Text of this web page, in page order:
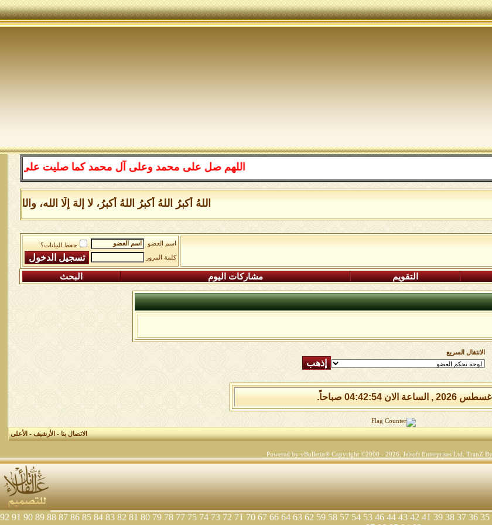
اللهم صل على محمد وعلى آل محمد كما صليت على
اللهُ أكبرُ اللهُ أكبرُ اللهُ أكبرُ، لا إلهَ إلَّا الله،
اسم العضو
حفظ البيانات؟
كلمة المرور
التقويم مشاركات اليوم البحث
الانتقال السريع
الاتصال بنا-الأرشيف-الأعلى
Powered by vBulletin® Copyright ©2000 - 2026, Jelsoft Enterprises Ltd. TranZ
35
36
37
38
39
41
42
43
44
46
53
54
57
58
59
62
63
64
66
67
70
71
72
73
74
75
77
78
79
80
81
82
83
84
85
86
87
88
89
90
91
92